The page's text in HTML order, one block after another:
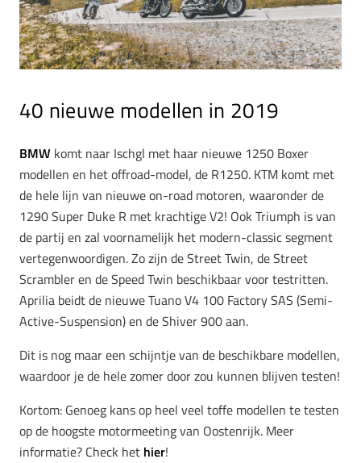
40 nieuwe modellen in 2019
BMW komt naar Ischgl met haar nieuwe 1250 Boxer
modellen en het offroad-model, de R1250. KTM komt met
de hele lijn van nieuwe on-road motoren, waaronder de
1290 Super Duke R met krachtige V2! Ook Triumph is van
de partij en zal voornamelijk het modern-classic segment
vertegenwoordigen. Zo zijn de Street Twin, de Street
Scrambler en de Speed Twin beschikbaar voor testritten.
Aprilia beidt de nieuwe Tuano V4 100 Factory SAS (Semi-
Active-Suspension) en de Shiver 900 aan.
Dit is nog maar een schijntje van de beschikbare modellen,
waardoor je de hele zomer door zou kunnen blijven testen!
Kortom: Genoeg kans op heel veel toffe modellen te testen
op de hoogste motormeeting van Oostenrijk. Meer
informatie? Check het hier!